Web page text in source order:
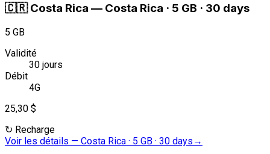
🇨🇷 Costa Rica — Costa Rica · 5 GB · 30 days
5 GB
Validité
30 jours
Débit
4G
25,30 $
↻ Recharge
Voir les détails — Costa Rica · 5 GB · 30 days →